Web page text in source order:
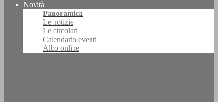
Novità
Panoramica
Le notizie
Le circolari
Calendario eventi
Albo online